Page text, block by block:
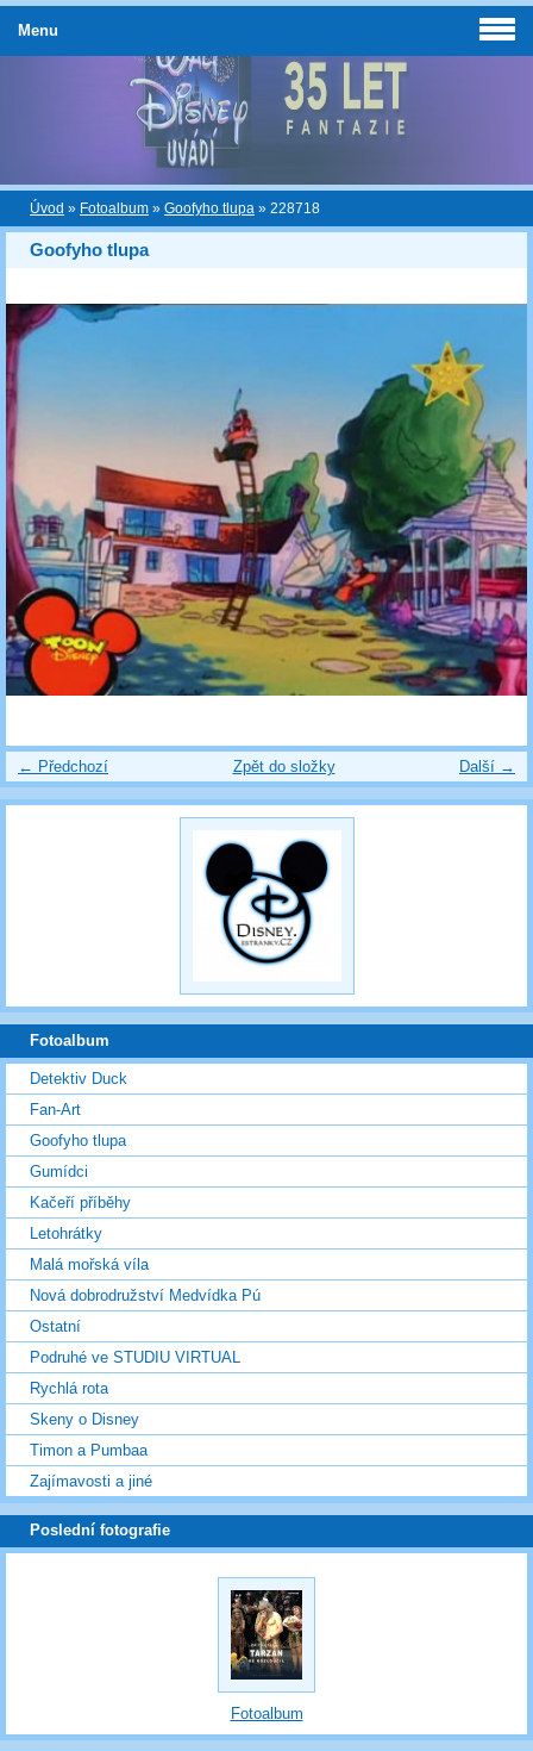
Úvod » Fotoalbum » Goofyho tlupa » 228718
Goofyho tlupa
← Předchozí Další →
Zpět do složky
Menu
Fotoalbum
Detektiv Duck
Fan-Art
Goofyho tlupa
Gumídci
Kačeří příběhy
Letohrátky
Malá mořská víla
Nová dobrodružství Medvídka Pú
Ostatní
Podruhé ve STUDIU VIRTUAL
Rychlá rota
Skeny o Disney
Timon a Pumbaa
Zajímavosti a jiné
Poslední fotografie
Fotoalbum